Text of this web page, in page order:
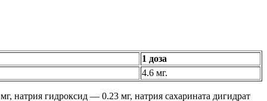
1 доза
4.6 мг.
натрия гидроксид — 0.23 мг, натрия сахарината дигидрат